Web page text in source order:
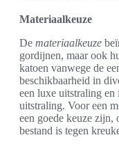
Materiaalkeuze
De materiaalkeuze
gordijnen, maar ook
katoen vanwege de
beschikbaarheid in
een luxe uitstraling
uitstraling. Voor een
een goede keuze zijn,
bestand is tegen